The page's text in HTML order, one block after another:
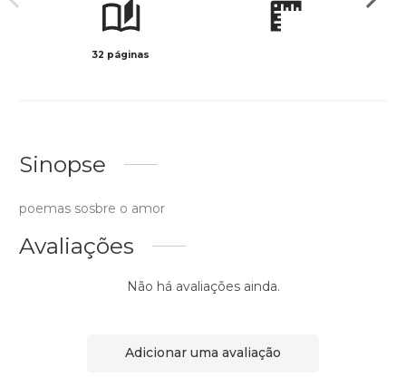
32 páginas
Sinopse
poemas sosbre o amor
Avaliações
Não há avaliações ainda.
Adicionar uma avaliação